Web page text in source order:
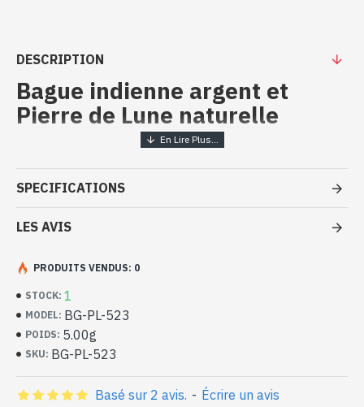
DESCRIPTION
Bague indienne argent et
Pierre de Lune naturelle
Bijoux indiens artisanaux - Bague
argent massif et Pierre de Lune
- Bague en argent véritable 925/1000
- Faite à la main à Jaipur ( INDE )
- Taille de la pierre : 8mm x 6mm approx
-Livrée avec un petit sac artisanal
Bague indienne argent et Pierre de
Lune naturelle de forme ovale (BG-
PL-523)
SPECIFICATIONS
LES AVIS
STOCK: 1
MODEL: BG-PL-523
POIDS: 5.00g
SKU: BG-PL-523
PRODUITS VENDUS: 0
Basé sur 2 avis. - Écrire un avis